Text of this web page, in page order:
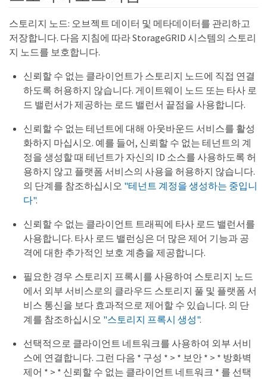
스토리지 노드: 오브젝트 데이터 및 메타데이터를 관리하고
저장합니다. 다음 지침에 따라 StorageGRID 시스템의 스토리
지 노드를 보호합니다.
신뢰할 수 없는 클라이언트가 스토리지 노드에 직접 연결
하도록 허용하지 않습니다. 게이트웨이 노드 또는 타사 로
드 밸런서가 제공하는 로드 밸런서 끝점을 사용합니다.
신뢰할 수 없는 테넌트에 대해 아웃바운드 서비스를 활성
화하지 마십시오. 예를 들어, 신뢰할 수 없는 테넌트의 계
정을 생성할 때 테넌트가 자신의 ID 소스를 사용하도록 허
용하지 않고 플랫폼 서비스의 사용을 허용하지 않습니다.
의 단계를 참조하십시오 "테넌트 계정을 생성하는 중입니
다".
신뢰할 수 없는 클라이언트 트래픽에 타사 로드 밸런서를
사용합니다. 타사 로드 밸런싱은 더 많은 제어 기능과 공
격에 대한 추가적인 보호 계층을 제공합니다.
필요한 경우 스토리지 프록시를 사용하여 스토리지 노드
에서 외부 서비스로의 클라우드 스토리지 풀 및 플랫폼 서
비스 통신을 보다 효과적으로 제어할 수 있습니다. 의 단
계를 참조하십시오 "스토리지 프록시 생성".
선택적으로 클라이언트 네트워크를 사용하여 외부 서비
스에 연결합니다. 그런 다음 * 구성 * > * 보안 * > * 방화벽
제어 * > * 신뢰할 수 없는 클라이언트 네트워크 * 를 선택